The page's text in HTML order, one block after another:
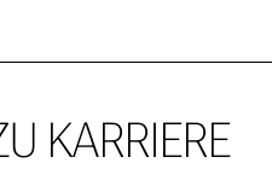
KARRIERE